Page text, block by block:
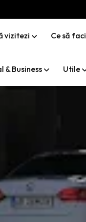
vizitezi Ce să faci
& Business Utile